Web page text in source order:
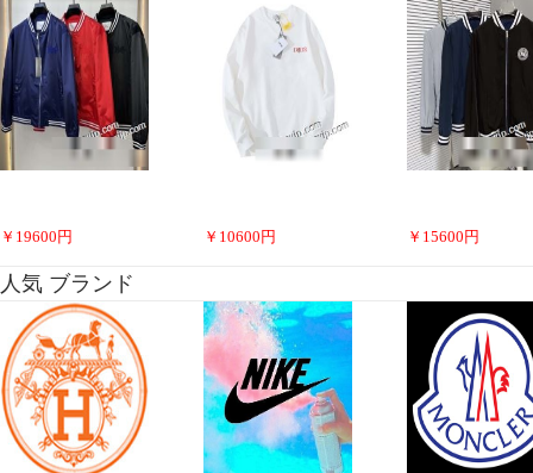
￥ 19600 円 ￥ 10600 円 ￥ 15600 円
人気 ブランド